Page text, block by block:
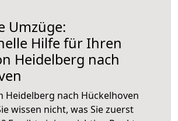
Umzüge:
Hilfe für Ihren
Heidelberg nach
Heidelberg nach Hückelhoven
wissen nicht, was Sie zuerst